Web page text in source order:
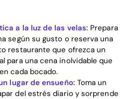
a la luz de las velas: Prepara
según su gusto o reserva una
restaurante que ofrezca un
para una cena inolvidable que
cada bocado.
lugar de ensueño: Toma un
del estrés diario y sorprende